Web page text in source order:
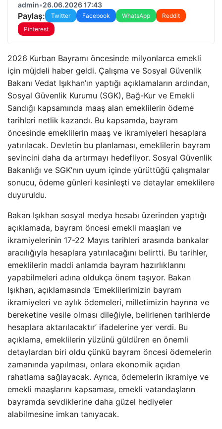
admin•26.06.2026 17:43
Paylaş: Twitter Facebook WhatsApp
Reddit
Pinterest
2026 Kurban Bayramı öncesinde milyonlarca emekli
için müjdeli haber geldi. Çalışma ve Sosyal Güvenlik
Bakanı Vedat Işıkhan’ın yaptığı açıklamaların ardından,
Sosyal Güvenlik Kurumu (SGK), Bağ-Kur ve Emekli
Sandığı kapsamında maaş alan emeklilerin ödeme
tarihleri netlik kazandı. Bu kapsamda, bayram
öncesinde emeklilerin maaş ve ikramiyeleri hesaplara
yatırılacak. Devletin bu planlaması, emeklilerin bayram
sevincini daha da artırmayı hedefliyor. Sosyal Güvenlik
Bakanlığı ve SGK’nın uyum içinde yürüttüğü çalışmalar
sonucu, ödeme günleri kesinleşti ve detaylar emeklilere
duyuruldu.
Bakan Işıkhan sosyal medya hesabı üzerinden yaptığı
açıklamada, bayram öncesi emekli maaşları ve
ikramiyelerinin 17-22 Mayıs tarihleri arasında bankalar
aracılığıyla hesaplara yatırılacağını belirtti. Bu tarihler,
emeklilerin maddi anlamda bayram hazırlıklarını
yapabilmeleri adına oldukça önem taşıyor. Bakan
Işıkhan, açıklamasında ‘Emeklilerimizin bayram
ikramiyeleri ve aylık ödemeleri, milletimizin hayrına ve
bereketine vesile olması dileğiyle, belirlenen tarihlerde
hesaplara aktarılacaktır’ ifadelerine yer verdi. Bu
açıklama, emeklilerin yüzünü güldüren en önemli
detaylardan biri oldu çünkü bayram öncesi ödemelerin
zamanında yapılması, onlara ekonomik açıdan
rahatlama sağlayacak. Ayrıca, ödemelerin ikramiye ve
emekli maaşlarını kapsaması, emekli vatandaşların
bayramda sevdiklerine daha güzel hediyeler
alabilmesine imkan tanıyacak.